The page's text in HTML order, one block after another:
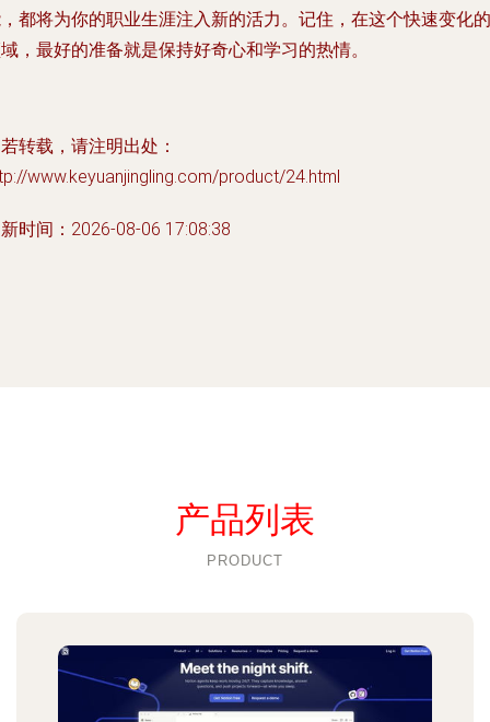
都将为你的职业生涯注入新的活力。记住，在这个快速变化的
，最好的准备就是保持好奇心和学习的热情。
转载，请注明出处：
www.keyuanjingling.com/product/24.html
时间：2026-08-06 17:08:38
产品列表
PRODUCT